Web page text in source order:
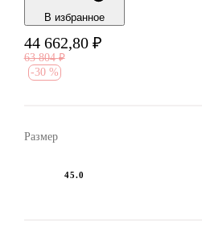
В избранноe
44 662,80 ₽
63 804 ₽
-30 %
Размер
45.0